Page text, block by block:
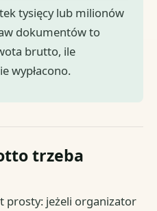
tysięcy lub milionów
dokumentów to
brutto, ile
wypłacono.
trzeba
prosty: jeżeli organizator